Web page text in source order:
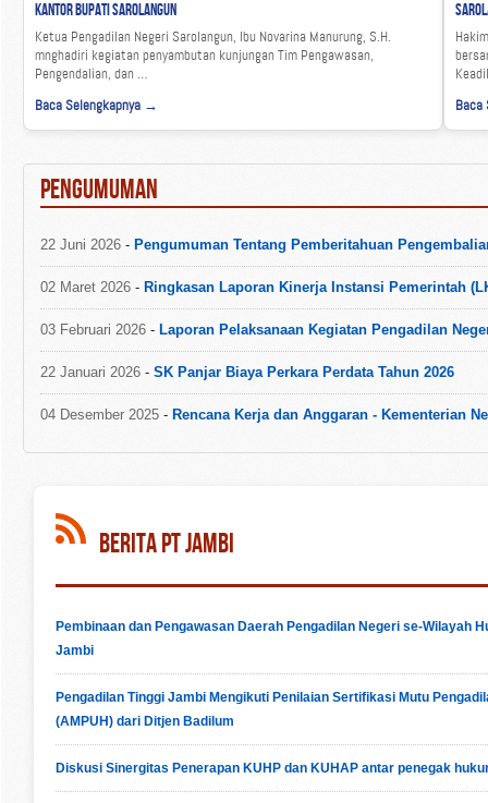
Kantor Bupati Sarolangun
Ketua Pengadilan Negeri Sarolangun, Ibu Novarina Manurung, S.H.
mnghadiri kegiatan penyambutan kunjungan Tim Pengawasan,
Pengendalian, dan …
Baca Selengkapnya →
PENGUMUMAN
22 Juni 2026 - Pengumuman Tentang Pemberitahuan
02 Maret 2026 - Ringkasan Laporan Kinerja Instansi Pemerintah
03 Februari 2026 - Laporan Pelaksanaan Kegiatan Pengadilan
22 Januari 2026 - SK Panjar Biaya Perkara Perdata Tahun 2026
04 Desember 2025 - Rencana Kerja dan Anggaran - Kementerian
Berita PT Jambi
Pembinaan dan Pengawasan Daerah Pengadilan Negeri se-Wilayah
Jambi
Pengadilan Tinggi Jambi Mengikuti Penilaian Sertifikasi Mutu
(AMPUH) dari Ditjen Badilum
Diskusi Sinergitas Penerapan KUHP dan KUHAP antar penegak